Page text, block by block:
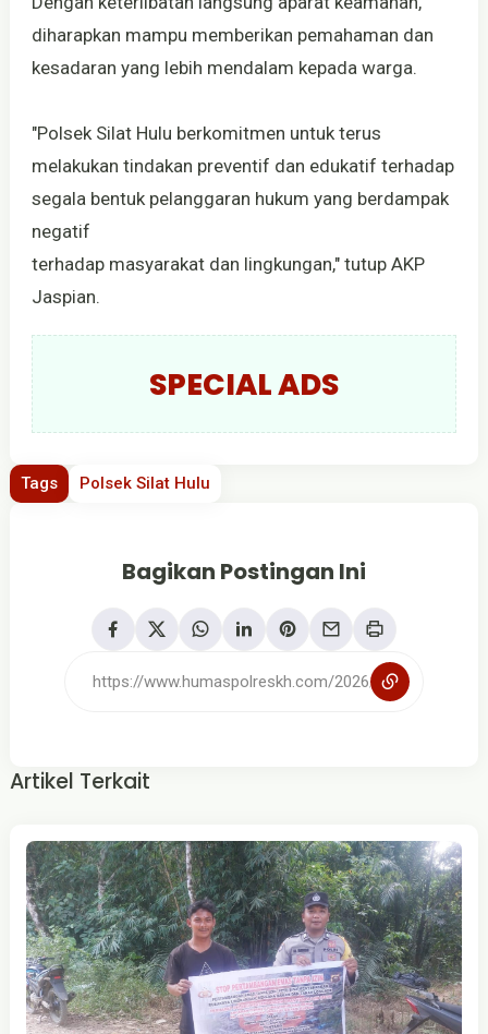
diharapkan mampu memberikan pemahaman dan
kesadaran yang lebih mendalam kepada warga.
"Polsek Silat Hulu berkomitmen untuk terus
melakukan tindakan preventif dan edukatif terhadap
segala bentuk pelanggaran hukum yang berdampak
negatif
terhadap masyarakat dan lingkungan," tutup AKP
Jaspian.
SPECIAL ADS
Tags Polsek Silat Hulu
Bagikan Postingan Ini
Artikel Terkait